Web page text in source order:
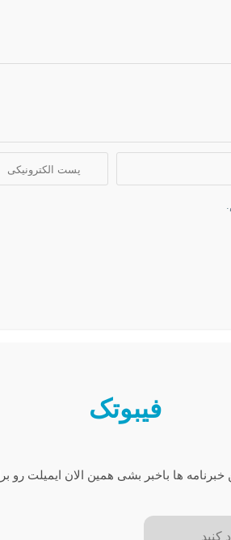
فیبوتک
خبرنامه ها باخبر بشی همین الان ایمیلت رو